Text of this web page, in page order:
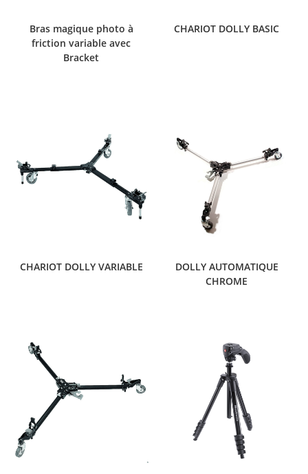
Bras magique photo à
friction variable avec
Bracket
CHARIOT DOLLY BASIC
CHARIOT DOLLY VARIABLE
DOLLY AUTOMATIQUE
CHROME